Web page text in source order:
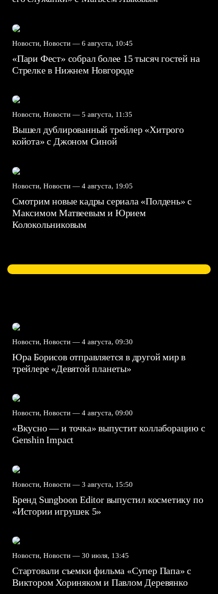
Новости, Новости — 6 августа, 10:45
«Пари Фест» собрал более 15 тысяч гостей на
Стрелке в Нижнем Новгороде
Новости, Новости — 5 августа, 11:35
Вышел дублированный трейлер «Хитрого
койота» с Джоном Синой
Новости, Новости — 4 августа, 19:05
Смотрим новые кадры сериала «Полдень» с
Максимом Матвеевым и Юрием
Колокольниковым
Новости, Новости — 4 августа, 09:30
Юра Борисов отправляется в другой мир в
трейлере «Девятой планеты»
Новости, Новости — 4 августа, 09:00
«Вкусно — и точка» выпустит коллаборацию с
Genshin Impact⁠⁠
Новости, Новости — 3 августа, 15:50
Бренд Sungboon Editor выпустил косметику по
«Истории игрушек 5»
Новости, Новости — 30 июля, 13:45
Стартовали съемки фильма «Супер Папа» с
Виктором Хориняком и Павлом Деревянко